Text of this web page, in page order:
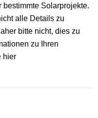
Solarprojekte.
alle Details zu
bitte nicht, dies zu
zu Ihren
hier